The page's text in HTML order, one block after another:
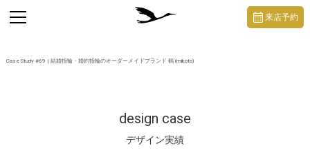
Case Study #69 | 結婚指輪・婚約指輪のオーダーメイドブランド 鶴 (mikoto)
design case
デザイン実績
toggle
navigation
来店予約